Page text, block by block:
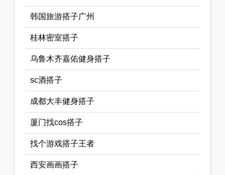
韩国旅游搭子广州
桂林密室搭子
乌鲁木齐嘉佑健身搭子
sc酒搭子
成都大丰健身搭子
厦门找cos搭子
找个游戏搭子王者
西安画画搭子